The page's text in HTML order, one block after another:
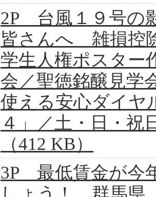
2P 台風１９号の
皆さんへ 雑損控
学生人権ポスター
会／聖徳銘醸見学
使える安心ダイヤ
４」／土・日・祝
（412 KB）
3P 最低賃金が今